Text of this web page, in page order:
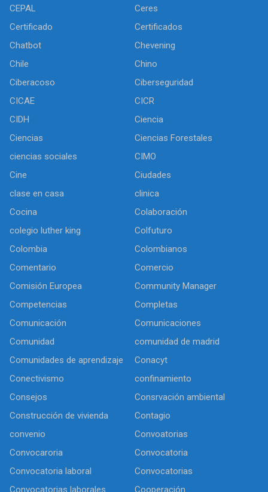
CEPAL
Ceres
Certificado
Certificados
Chatbot
Chevening
Chile
Chino
Ciberacoso
Ciberseguridad
CICAE
CICR
CIDH
Ciencia
Ciencias
Ciencias Forestales
ciencias sociales
CIMO
Cine
Ciudades
clase en casa
clinica
Cocina
Colaboración
colegio luther king
Colfuturo
Colombia
Colombianos
Comentario
Comercio
Comisión Europea
Community Manager
Competencias
Completas
Comunicación
Comunicaciones
Comunidad
comunidad de madrid
Comunidades de aprendizaje
Conacyt
Conectivismo
confinamiento
Consejos
Consrvación ambiental
Construcción de vivienda
Contagio
convenio
Convoatorias
Convocaroria
Convocatoria
Convocatoria laboral
Convocatorias
Convocatorias laborales
Cooperación